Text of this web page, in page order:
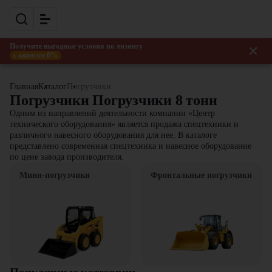
Получите выгодные условия по лизингу
с авансом 0%
Главная Каталог Погрузчики
Погрузчики Погрузчики 8 тонн
Одним из направлений деятельности компании «Центр
технического оборудования» является продажа спецтехники и
различного навесного оборудования для нее. В каталоге
представлено современная спецтехника и навесное оборудование
по цене завода производителя.
Мини-погрузчики
Фронтальные погрузчики